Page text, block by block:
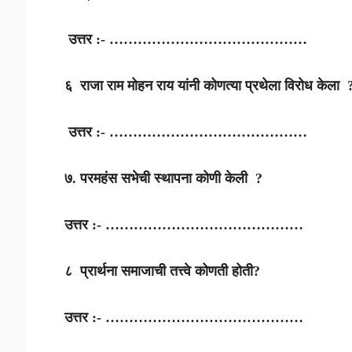
उत्तर :- ……………………………………
६ राजा राम मोहन राय यांनी कोणत्या प्रथेला विरोध केला
उत्तर :- ……………………………………
७. परमहंस सभेची स्थापना कोणी केली ?
उत्तर :- ……………………………………
८ प्रार्थना समाजाची तत्त्वे कोणती होती?
उत्तर :- ……………………………………